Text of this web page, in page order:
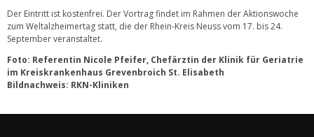
Der Eintritt ist kostenfrei. Der Vortrag findet im Rahmen der Aktionswoche
zum Weltalzheimertag statt, die der Rhein-Kreis Neuss vom 17. bis 24.
September veranstaltet.
Foto: Referentin Nicole Pfeifer, Chefärztin der Klinik für Geriatrie
im Kreiskrankenhaus Grevenbroich St. Elisabeth
Bildnachweis: RKN-Kliniken